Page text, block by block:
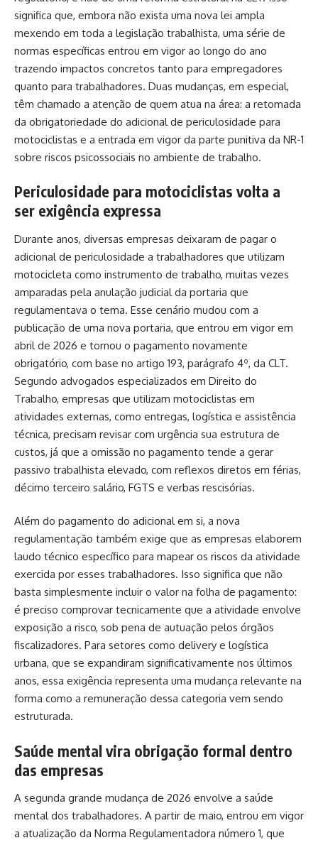
significa que, embora não exista uma nova lei ampla
mexendo em toda a legislação trabalhista, uma série de
normas específicas entrou em vigor ao longo do ano
trazendo impactos concretos tanto para empregadores
quanto para trabalhadores. Duas mudanças, em especial,
têm chamado a atenção de quem atua na área: a retomada
da obrigatoriedade do adicional de periculosidade para
motociclistas e a entrada em vigor da parte punitiva da NR-1
sobre riscos psicossociais no ambiente de trabalho.
Periculosidade para motociclistas volta a
ser exigência expressa
Durante anos, diversas empresas deixaram de pagar o
adicional de periculosidade a trabalhadores que utilizam
motocicleta como instrumento de trabalho, muitas vezes
amparadas pela anulação judicial da portaria que
regulamentava o tema. Esse cenário mudou com a
publicação de uma nova portaria, que entrou em vigor em
abril de 2026 e tornou o pagamento novamente
obrigatório, com base no artigo 193, parágrafo 4º, da CLT.
Segundo advogados especializados em Direito do
Trabalho, empresas que utilizam motociclistas em
atividades externas, como entregas, logística e assistência
técnica, precisam revisar com urgência sua estrutura de
custos, já que a omissão no pagamento tende a gerar
passivo trabalhista elevado, com reflexos diretos em férias,
décimo terceiro salário, FGTS e verbas rescisórias.
Além do pagamento do adicional em si, a nova
regulamentação também exige que as empresas elaborem
laudo técnico específico para mapear os riscos da atividade
exercida por esses trabalhadores. Isso significa que não
basta simplesmente incluir o valor na folha de pagamento:
é preciso comprovar tecnicamente que a atividade envolve
exposição a risco, sob pena de autuação pelos órgãos
fiscalizadores. Para setores como delivery e logística
urbana, que se expandiram significativamente nos últimos
anos, essa exigência representa uma mudança relevante na
forma como a remuneração dessa categoria vem sendo
estruturada.
Saúde mental vira obrigação formal dentro
das empresas
A segunda grande mudança de 2026 envolve a saúde
mental dos trabalhadores. A partir de maio, entrou em vigor
a atualização da Norma Regulamentadora número 1, que